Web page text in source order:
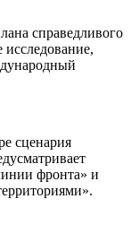
справедливого
исследование,
сценария
фронта» и